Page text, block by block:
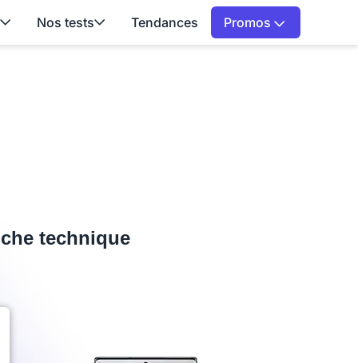
Nos tests Tendances Promos
technique